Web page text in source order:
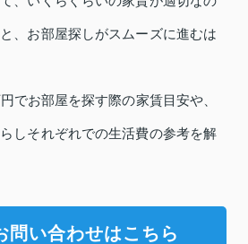
、お部屋探しがスムーズに進むは
でお部屋を探す際の家賃目安や、
しそれぞれでの生活費の参考を解
問い合わせはこちら